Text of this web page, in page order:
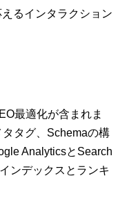
るインタラクション
最適化が含まれま
タグ、Schemaの構
AnalyticsとSearch
ンデックスとランキ